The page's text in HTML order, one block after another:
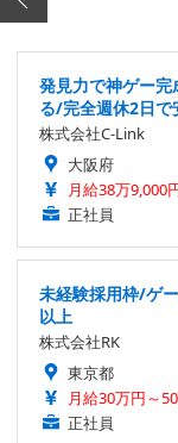
発見力で神ゲー
る/完全週休2日
株式会社C-Link
大阪府
月給38万9,000
正社員
未経験採用枠/ゲ
以上
株式会社RK
東京都
月給30万円～
正社員